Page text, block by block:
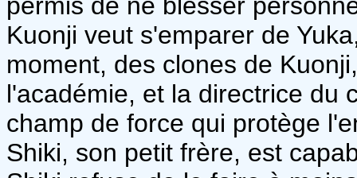
Kuonji veut s'emparer de
moment, des clones de
l'académie, et la directrice du
champ de force qui protège
Shiki, son petit frère, est